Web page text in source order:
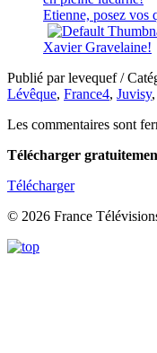
Etienne, posez vos
Xavier Gravelaine!
Publié par levequef /
Lévêque, France4, Juvisy,
Les commentaires sont
Télécharger
Télécharger
© 2026 France